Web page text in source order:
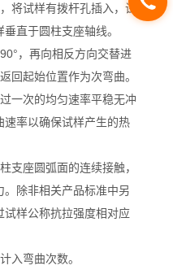
试样有拨杆孔插入，试
直于圆柱支座轴线。
，再向相反方向交替进
回起始位置作为次弯曲。
次的均匀速率平稳无冲
速率以确保试样产生的热
座圆弧面的连续接触，
除非相关产品标准中另
样公称抗拉强度相对应
弯曲次数。